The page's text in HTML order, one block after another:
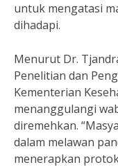
untuk mengatasi
dihadapi.
Menurut Dr.
Penelitian dan
Kementerian
menanggulangi
diremehkan.
dalam melawan
menerapkan